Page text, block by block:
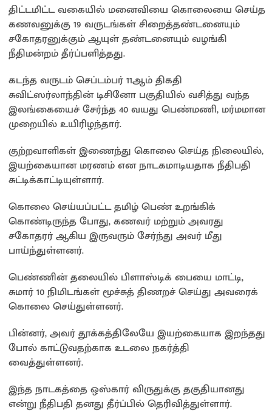
திட்டமிட்ட வகையில் மனைவியை கொலையை செய்த
கணவனுக்கு 19 வருடங்கள் சிறைத்தண்டனையும்
சகோதரனுக்கும் ஆயுள் தண்டனையும் வழங்கி
நீதிமன்றம் தீர்ப்பளித்தது.
கடந்த வருடம் செப்டம்பர் 11ஆம் திகதி
சுவிட்ஸர்லாந்தின் டிசினோ பகுதியில் வசித்து வந்த
இலங்கையைச் சேர்ந்த 40 வயது பெண்மணி, மர்மமான
முறையில் உயிரிழந்தார்.
குற்றவாளிகள் இணைந்து கொலை செய்த நிலையில்,
இயற்கையான மரணம் என நாடகமாடியதாக நீதிபதி
சுட்டிக்காட்டியுள்ளார்.
கொலை செய்யப்பட்ட தமிழ் பெண் உறங்கிக்
கொண்டிருந்த போது, கணவர் மற்றும் அவரது
சகோதரர் ஆகிய இருவரும் சேர்ந்து அவர் மீது
பாய்ந்துள்ளனர்.
பெண்ணின் தலையில் பிளாஸ்டிக் பையை மாட்டி,
சுமார் 10 நிமிடங்கள் மூச்சுத் திணறச் செய்து அவரைக்
கொலை செய்துள்ளனர்.
பின்னர், அவர் தூக்கத்திலேயே இயற்கையாக இறந்தது
போல் காட்டுவதற்காக உடலை நகர்த்தி
வைத்துள்ளனர்.
இந்த நாடகத்தை ஒஸ்கார் விருதுக்கு தகுதியானது
என்று நீதிபதி தனது தீர்ப்பில் தெரிவித்துள்ளார்.